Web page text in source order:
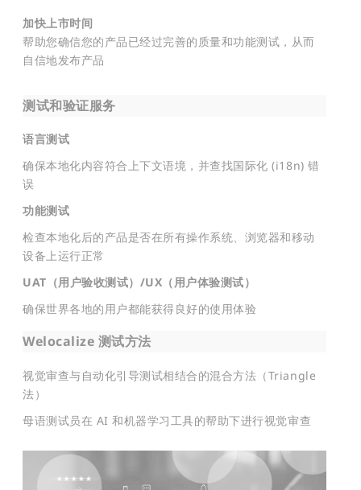
加快上市时间
帮助您确信您的产品已经过完善的质量和功能测试，从而
自信地发布产品
测试和验证服务
语言测试
确保本地化内容符合上下文语境，并查找国际化 (i18n) 错
误
功能测试
检查本地化后的产品是否在所有操作系统、浏览器和移动
设备上运行正常
UAT（用户验收测试）/UX（用户体验测试）
确保世界各地的用户都能获得良好的使用体验
Welocalize 测试方法
视觉审查与自动化引导测试相结合的混合方法（Triangle
法）
母语测试员在 AI 和机器学习工具的帮助下进行视觉审查